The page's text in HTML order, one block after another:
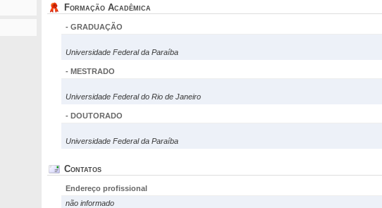
Formação Acadêmica
- GRADUAÇÃO
Universidade Federal da Paraíba
- MESTRADO
Universidade Federal do Rio de Janeiro
- DOUTORADO
Universidade Federal da Paraíba
Contatos
Endereço profissional
não informado